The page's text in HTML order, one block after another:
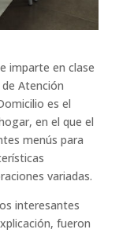
imparte en clase
Atención
es el
en el que el
menús para
variadas.
interesantes
fueron